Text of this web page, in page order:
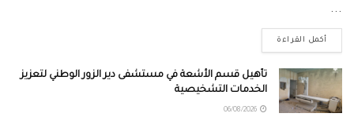
...
أكمل القراءة
تأهيل قسم الأشعة في مستشفى دير الزور الوطني لتعزيز
الخدمات التشخيصية